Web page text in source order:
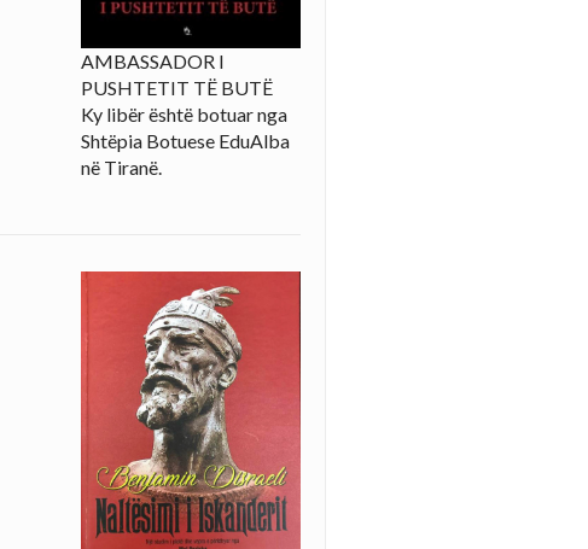
AMBASSADOR I
PUSHTETIT TË BUTË
Ky libër është botuar nga
Shtëpia Botuese EduAlba
në Tiranë.